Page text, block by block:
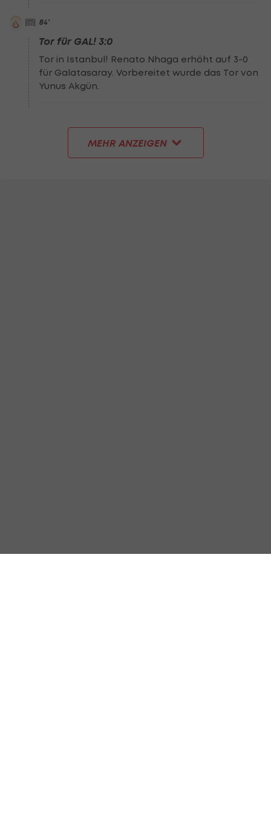
84'
Tor für GAL! 3:0
Tor in Istanbul! Renato Nhaga erhöht auf 3-0
für Galatasaray. Vorbereitet wurde das Tor von
Yunus Akgün.
MEHR ANZEIGEN